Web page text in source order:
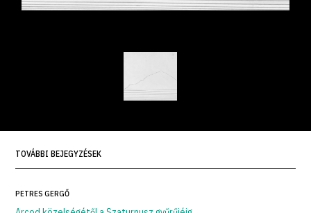
TOVÁBBI BEJEGYZÉSEK
PETRES GERGŐ